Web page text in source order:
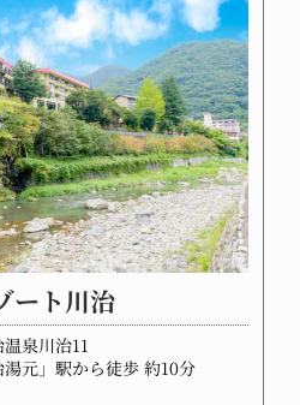
ート川治
泉川治11
元」駅から徒歩 約10分